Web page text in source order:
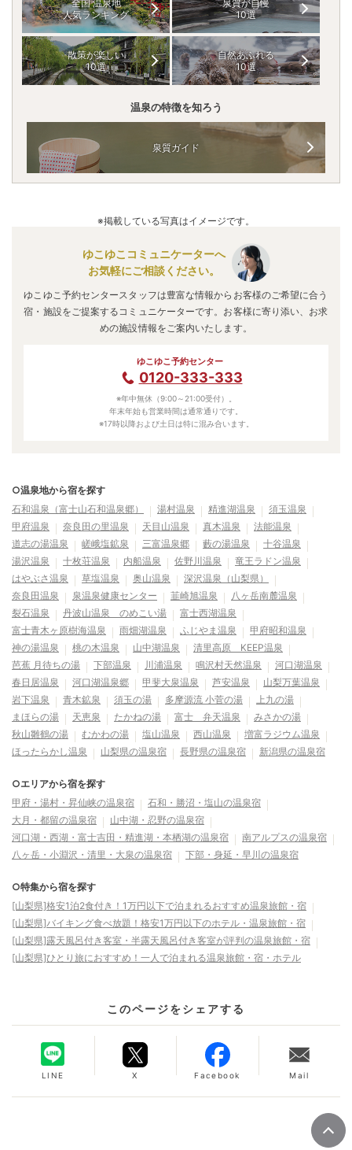
全国 温泉地
人気ランキング
泉質が自慢
10選
散策が楽しい
10選
自然あふれる
10選
温泉の特徴を知ろう
泉質ガイド
※掲載している写真はイメージです。
ゆこゆこコミュニケーターへ
お気軽にご相談ください。
ゆこゆこ予約センタースタッフは豊富な情報からお客様のご希望に合う
宿・施設をご提案するコミュニケーターです。お客様に寄り添い、お求
めの施設情報をご案内いたします。
ゆこゆこ予約センター
0120-333-333
※年中無休（9:00～21:00受付）。
年末年始も営業時間は通常通りです。
※17時以降および土日は特に混み合います。
○温泉地から宿を探す
石和温泉（富士山石和温泉郷）
湯村温泉 精進湖温泉
須玉温泉
甲府温泉
奈良田の里温泉 天目山温泉 真木温泉
法能温泉
道志の湯温泉
嵯峨塩鉱泉 三富温泉郷 藪の湯温泉
十谷温泉
湯沢温泉
十枚荘温泉 内船温泉 佐野川温泉
竜王ラドン温泉
はやぶさ温泉
草塩温泉 奥山温泉
深沢温泉（山梨県）
奈良田温泉
泉温泉健康センター 韮崎旭温泉
八ヶ岳南麓温泉
裂石温泉
丹波山温泉 のめこい湯
富士西湖温泉
富士青木ヶ原樹海温泉
雨畑湖温泉 ふじやま温泉
甲府昭和温泉
神の湯温泉
桃の木温泉 山中湖温泉
清里高原 KEEP温泉
芭蕉 月待ちの湯
下部温泉 川浦温泉 鳴沢村天然温泉
河口湖温泉
春日居温泉
河口湖温泉郷 甲斐大泉温泉 芦安温泉
山梨万葉温泉
岩下温泉
青木鉱泉 須玉の湯 多摩源流 小菅の湯
上九の湯
まほらの湯
天恵泉 たかねの湯 富士 弁天温泉
みさかの湯
秋山雛鶴の湯
むかわの湯 塩山温泉 西山温泉
増富ラジウム温泉
ほったらかし温泉
山梨県の温泉宿 長野県の温泉宿 新潟県の温泉宿
○エリアから宿を探す
甲府・湯村・昇仙峡の温泉宿
石和・勝沼・塩山の温泉宿
大月・都留の温泉宿
山中湖・忍野の温泉宿
河口湖・西湖・富士吉田・精進湖・本栖湖の温泉宿
南アルプスの温泉宿
八ヶ岳・小淵沢・清里・大泉の温泉宿
下部・身延・早川の温泉宿
○特集から宿を探す
[山梨県]格安1泊2食付き！1万円以下で泊まれるおすすめ温泉旅館・宿
[山梨県]バイキング食べ放題！格安1万円以下のホテル・温泉旅館・宿
[山梨県]露天風呂付き客室・半露天風呂付き客室が評判の温泉旅館・宿
[山梨県]ひとり旅におすすめ！一人で泊まれる温泉旅館・宿・ホテル
このページをシェアする
LINE X Facebook Mail